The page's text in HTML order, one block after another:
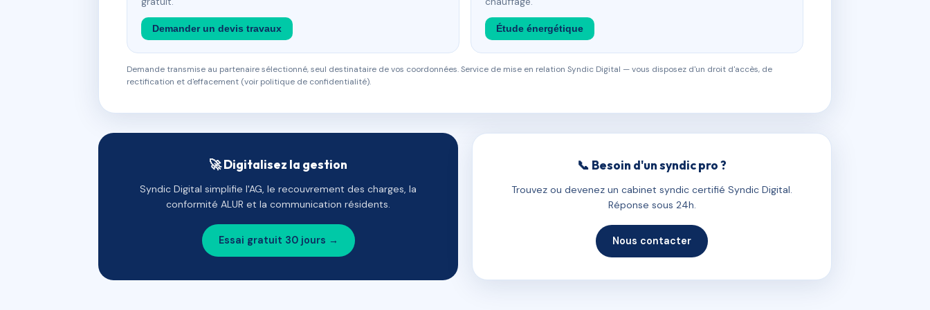
Demander un devis travaux Étude énergétique
Demande transmise au partenaire sélectionné, seul destinataire de vos coordonnées. Service de mise en relation Syndic Digital — vous disposez d'un droit d'accès, de
rectification et d'effacement (voir politique de confidentialité).
🚀 Digitalisez la gestion
Syndic Digital simplifie l'AG, le recouvrement des charges, la
conformité ALUR et la communication résidents.
Essai gratuit 30 jours →
📞 Besoin d'un syndic pro ?
Trouvez ou devenez un cabinet syndic certifié Syndic Digital.
Réponse sous 24h.
Nous contacter